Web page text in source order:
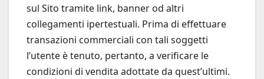
sul Sito tramite link, banner od altri
collegamenti ipertestuali. Prima di effettuare
transazioni commerciali con tali soggetti
l’utente è tenuto, pertanto, a verificare le
condizioni di vendita adottate da quest’ultimi.